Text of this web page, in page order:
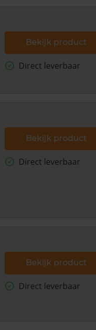
Bekijk product
Direct leverbaar
Bekijk product
Direct leverbaar
Bekijk product
Direct leverbaar